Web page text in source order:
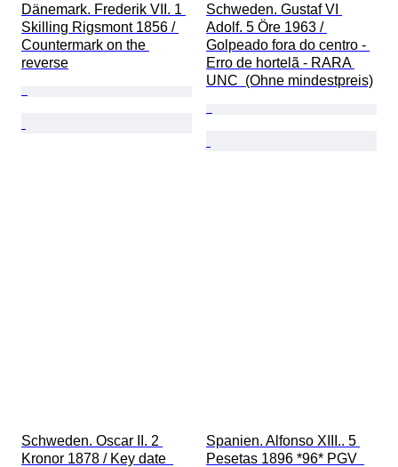
Dänemark. Frederik VII. 1
Skilling Rigsmont 1856 /
Countermark on the
reverse
Schweden. Gustaf VI
Adolf. 5 Öre 1963 /
Golpeado fora do centro -
Erro de hortelã - RARA
UNC  (Ohne mindestpreis)
Schweden. Oscar II. 2
Kronor 1878 / Key date
Spanien. Alfonso XIII.. 5
Pesetas 1896 *96* PGV